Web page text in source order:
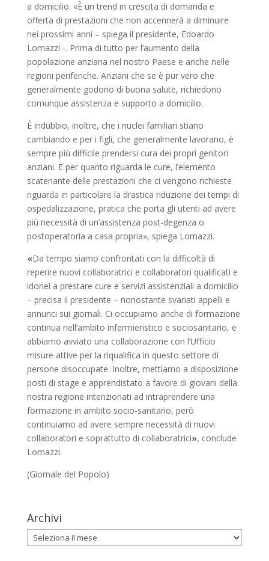
a domicilio. «È un trend in crescita di domanda e
offerta di prestazioni che non accennerà a diminuire
nei prossimi anni – spiega il presidente, Edoardo
Lomazzi -. Prima di tutto per l’aumento della
popolazione anziana nel nostro Paese e anche nelle
regioni periferiche. Anziani che se è pur vero che
generalmente godono di buona salute, richiedono
comunque assistenza e supporto a domicilio.
È indubbio, inoltre, che i nuclei familiari stiano
cambiando e per i figli, che generalmente lavorano, è
sempre più difficile prendersi cura dei propri genitori
anziani. E per quanto riguarda le cure, l’elemento
scatenante delle prestazioni che ci vengono richieste
riguarda in particolare la drastica riduzione dei tempi di
ospedalizzazione, pratica che porta gli utenti ad avere
più necessità di un’assistenza post-degenza o
postoperatoria a casa propria», spiega Lomazzi.
«Da tempo siamo confrontati con la difficoltà di
reperire nuovi collaboratrici e collaboratori qualificati e
idonei a prestare cure e servizi assistenziali a domicilio
– precisa il presidente – nonostante svariati appelli e
annunci sui giornali. Ci occupiamo anche di formazione
continua nell’ambito infermieristico e sociosanitario, e
abbiamo avviato una collaborazione con l’Ufficio
misure attive per la riqualifica in questo settore di
persone disoccupate. Inoltre, mettiamo a disposizione
posti di stage e apprendistato a favore di giovani della
nostra regione intenzionati ad intraprendere una
formazione in ambito socio-sanitario, però
continuiamo ad avere sempre necessità di nuovi
collaboratori e soprattutto di collaboratrici», conclude
Lomazzi.
(Giornale del Popolo)
Archivi
Archivi